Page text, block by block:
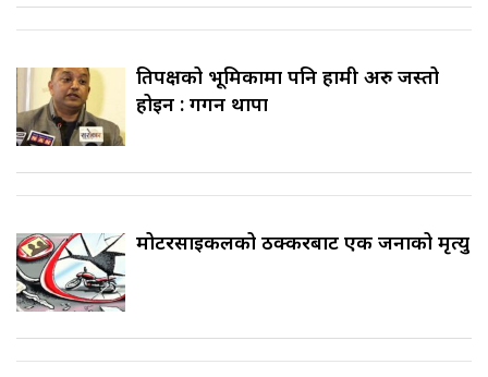
प्रतिपक्षको भूमिकामा पनि हामी अरु जस्तो
होइन : गगन थापा
मोटरसाइकलको ठक्करबाट एक जनाको मृत्यु